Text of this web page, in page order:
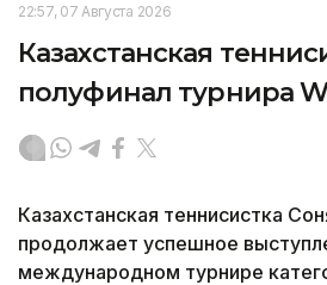
22:57, 07 Августа 2026
Казахстанская
полуфинал турнира
Казахстанская теннисистка
продолжает успешное
международном турнире